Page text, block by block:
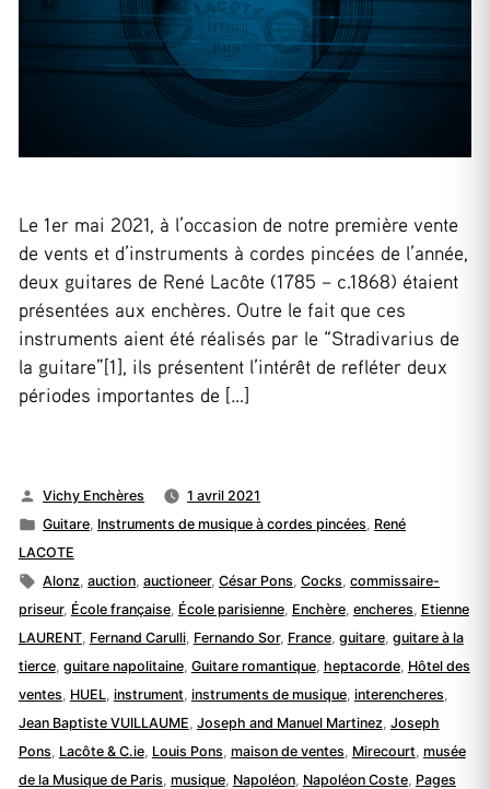
Le 1er mai 2021, à l’occasion de notre première vente
de vents et d’instruments à cordes pincées de l’année,
deux guitares de René Lacôte (1785 – c.1868) étaient
présentées aux enchères. Outre le fait que ces
instruments aient été réalisés par le “Stradivarius de
la guitare”[1], ils présentent l’intérêt de refléter deux
périodes importantes de […]
Publié
par
Vichy Enchères
1 avril 2021
Publié
dans
Guitare Instruments de musique à cordes pincées René
LACOTE
Étiquettes :
Alonz ,auction ,auctioneer,César Pons ,Cocks ,commissaire-
priseur, École française, École parisienne, Enchère, encheres Etienne
LAURENT, Fernand Carulli, Fernando Sor, France, guitare, guitare à la
tierce, guitare napolitaine, Guitare romantique, heptacorde, Hôtel des
ventes HUEL instrument instruments de musique, interencheres
Jean Baptiste VUILLAUME Joseph and Manuel Martinez Joseph
Pons Lacôte & C.ie, Louis Pons maison de ventes Mirecourt musée
de la Musique de Paris musique, Napoléon, Napoléon Coste, Pages